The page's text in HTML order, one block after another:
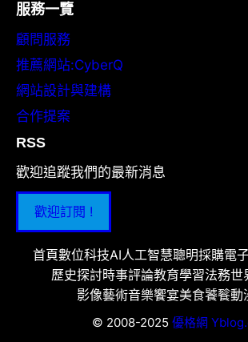
服務一覽
顧問服務
推薦網站:CyberQ
網站設計與建構
合作提案
RSS
歡迎追蹤我們的最新消息
歡迎訂閱 !
首頁數位科技AI人工智慧聰明採購電
歷史探討時事評論教育學習法務世
影像藝術音樂饗宴美食饕餮動
© 2008-2025 優格網